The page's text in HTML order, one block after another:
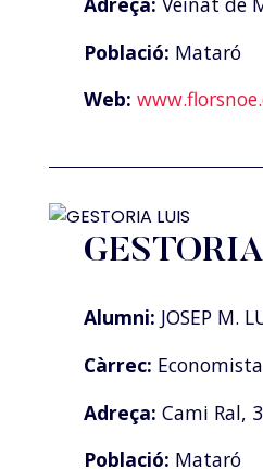
Població: Mataró
Web:
Alumni: JOSEP M.
Càrrec:
Adreça: Cami Ral,
Població: Mataró